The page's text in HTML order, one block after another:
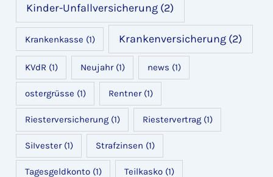
Kinder-Unfallversicherung (2)
Krankenkasse (1) Krankenversicherung (2)
KVdR (1) Neujahr(1) news (1)
ostergrüsse (1) Rentner(1)
Riesterversicherung(1) Riestervertrag(1)
SiIvester(1) Strafzinsen (1)
Tagesgeldkonto(1) Teilkasko(1)